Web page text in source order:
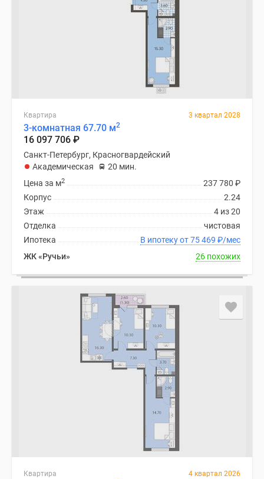
Квартира 3 квартал 2028
3-комнатная 67.70 м2
16 097 706 ₽
Санкт-Петербург, Красногвардейский
Академическая
20 мин.
237 780 ₽
Цена за м2
2.24
Корпус
4 из 20
Этаж
чистовая
Отделка
В ипотеку от 75 469 ₽/мес
Ипотека
ЖК «Ручьи»
26 похожих
Квартира 4 квартал 2026